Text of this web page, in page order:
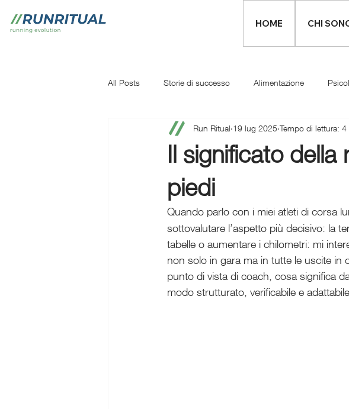
HOME CHI
All Posts Storie di successo Alimentazione
Iniziare a correre Infortuni
Il significato della
piedi
Run Ritual 19 lug 2025 Tempo di lettura: 4
Quando parlo con i miei atleti di corsa
sottovalutare l’aspetto più decisivo: la
tabelle o aumentare i chilometri: mi
non solo in gara ma in tutte le uscite in
punto di vista di coach, cosa significa
modo strutturato, verificabile e